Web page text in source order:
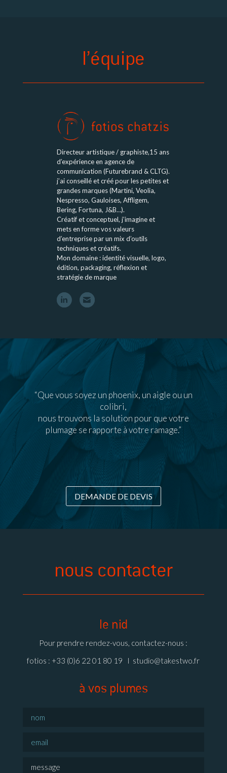
l’équipe
Directeur artistique / graphiste,15 ans
d’expérience en agence de
communication (Futurebrand & CLTG).
j’ai conseillé et créé pour les petites et
grandes marques (Martini, Veolia,
Nespresso, Gauloises, Affligem,
Bering, Fortuna, J&B…).
Créatif et conceptuel, j’imagine et
mets en forme vos valeurs
d’entreprise par un mix d’outils
techniques et créatifs.
Mon domaine : identité visuelle, logo,
édition, packaging, réflexion et
stratégie de marque
“Que vous soyez un phoenix, un aigle ou un
colibri,
nous trouvons la solution pour que votre
plumage se rapporte à votre ramage.”
DEMANDE DE DEVIS
nous contacter
le nid
Pour prendre rendez-vous, contactez-nous :
fotios : +33 (0)6 22 01 80 19 I studio@takestwo.fr
à vos plumes